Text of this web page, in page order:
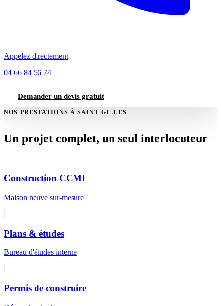
Appelez directement
04 66 84 56 74
Demander un devis gratuit
NOS PRESTATIONS À SAINT-GILLES
Un projet complet, un seul interlocuteur
Construction CCMI
Maison neuve sur-mesure
Plans & études
Bureau d'études interne
Permis de construire